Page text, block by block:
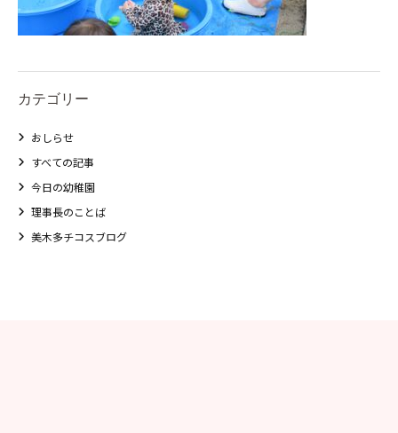
カテゴリー
おしらせ
すべての記事
今日の幼稚園
理事長のことば
美木多チコスブログ